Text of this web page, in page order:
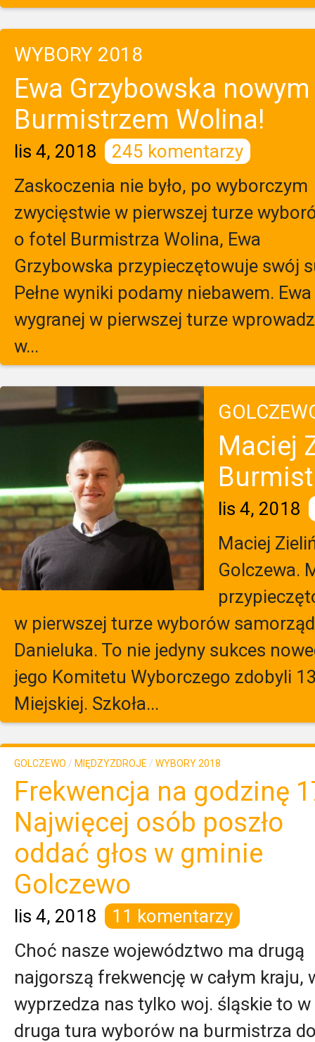
WYBORY 2018
Ewa Grzybowska nowym
Burmistrzem Wolina!
lis 4, 2018
245 komentarzy
Zaskoczenia nie było, po wyborczym
zwycięstwie w pierwszej turze
o fotel Burmistrza Wolina, Ewa
Grzybowska przypieczętowuje swój
Pełne wyniki podamy niebawem.
wygranej w pierwszej turze
w...
Maciej
lis 4, 2018
Maciej
Golczewa.
w pierwszej turze wyborów
Danieluka. To nie jedyny sukces
jego Komitetu Wyborczego zdobyli
Miejskiej. Szkoła...
GOLCZEWO / MIĘDZYZDROJE / WYBORY 2018
Frekwencja na godzinę
Najwięcej osób poszło
oddać głos w gminie
Golczewo
lis 4, 2018
11 komentarzy
Choć nasze województwo ma drugą
najgorszą frekwencję w całym
wyprzedza nas tylko woj. śląskie to
druga tura wyborów na burmistrza